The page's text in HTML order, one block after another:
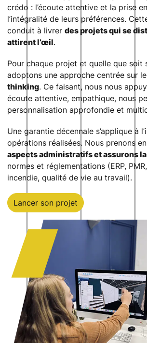
crédo : l’écoute attentive et la prise
l’intégralité de leurs préférences.
conduit à livrer des projets qui se
attirent l’œil.
Pour chaque projet et quelle que soit
adoptons une approche centrée sur le
thinking. Ce faisant, nous nous
écoute attentive, empathique, nous
personnalisation approfondie et
Une garantie décennale s’applique à
opérations réalisées. Nous prenons
aspects administratifs et assurons
normes et réglementations (ERP,
incendie, qualité de vie au travail).
Lancer son projet